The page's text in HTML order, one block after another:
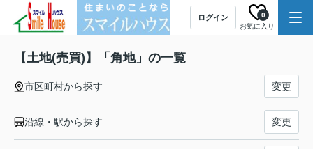
ログイン
お気に入り
0
【土地(売買)】「角地」の一覧
市区町村から探す 変更
沿線・駅から探す 変更